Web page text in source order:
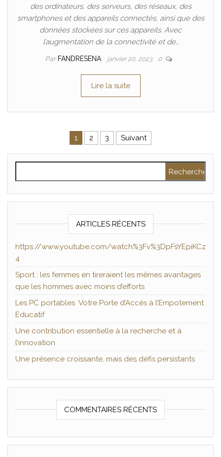
des ordinateurs, des serveurs, des réseaux, des
smartphones et des appareils connectés, ainsi que des
données stockées sur ces appareils. Avec
l’augmentation de la connectivité et de…
Par FANDRESENA janvier 20, 2023 0
Lire la suite
Pagination des publications
1 2 3 Suivant
ARTICLES RÉCENTS
https://www.youtube.com/watch%3Fv%3DpFsYEpiKCz
4
Sport : les femmes en tireraient les mêmes avantages
que les hommes avec moins d’efforts
Les PC portables Votre Porte d’Accès à l’Empotement
Éducatif
Une contribution essentielle à la recherche et à
l’innovation
Une présence croissante, mais des défis persistants
COMMENTAIRES RÉCENTS